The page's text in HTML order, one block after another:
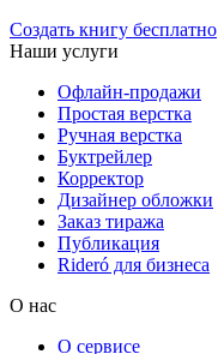
Создать книгу бесплатно
Наши услуги
Офлайн-продажи
Простая верстка
Ручная верстка
Буктрейлер
Корректор
Дизайнер обложки
Заказ тиража
Публикация
Rideró для бизнеса
О нас
О сервисе